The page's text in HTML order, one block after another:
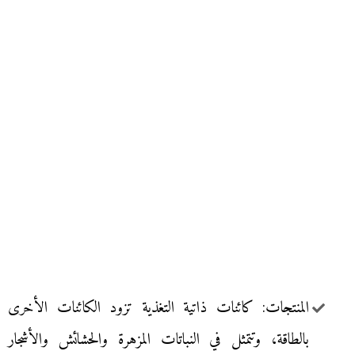
المنتجات: كائنات ذاتية التغذية تزود الكائنات الأخرى
بالطاقة، وتتمثل في النباتات المزهرة والحشائش والأشجار